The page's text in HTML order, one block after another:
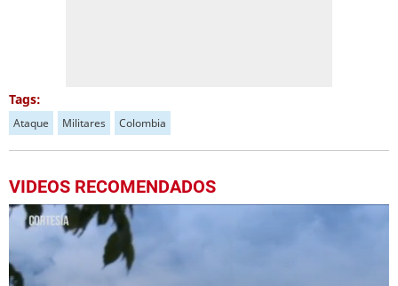
Tags:
Ataque Militares Colombia
VIDEOS RECOMENDADOS